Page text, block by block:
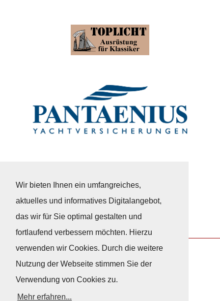
Wir bieten Ihnen ein umfangreiches,
aktuelles und informatives Digitalangebot,
das wir für Sie optimal gestalten und
fortlaufend verbessern möchten. Hierzu
verwenden wir Cookies. Durch die weitere
Nutzung der Webseite stimmen Sie der
Verwendung von Cookies zu.
Mehr erfahren...